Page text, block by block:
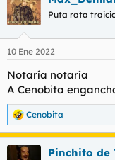
Puta rata
10 Ene 2022
Notaría notaría
A Cenobita
R
e
a
Cenobita
Pinchito de